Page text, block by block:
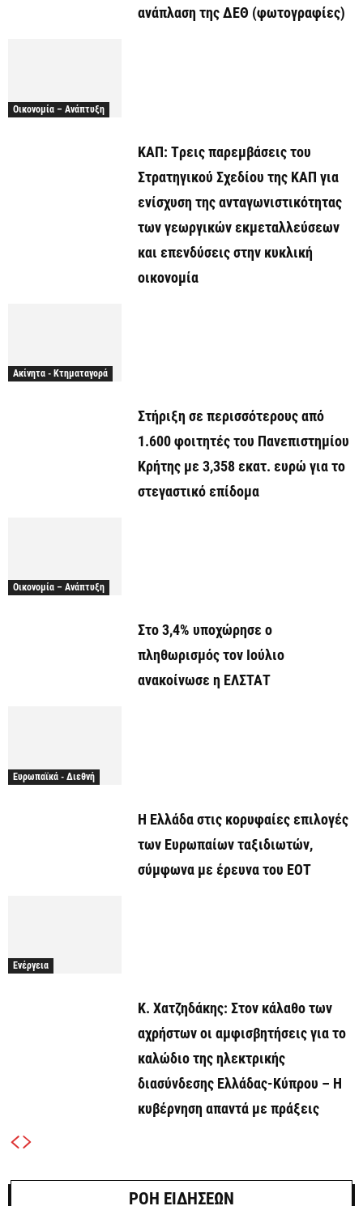
ανάπλαση της ΔΕΘ (φωτογραφίες)
Οικονομία – Ανάπτυξη
ΚΑΠ: Tρεις παρεμβάσεις του
Στρατηγικού Σχεδίου της ΚΑΠ για
ενίσχυση της ανταγωνιστικότητας
των γεωργικών εκμεταλλεύσεων
και επενδύσεις στην κυκλική
οικονομία
Ακίνητα - Κτηματαγορά
Στήριξη σε περισσότερους από
1.600 φοιτητές του Πανεπιστημίου
Κρήτης με 3,358 εκατ. ευρώ για το
στεγαστικό επίδομα
Οικονομία – Ανάπτυξη
Στο 3,4% υποχώρησε ο
πληθωρισμός τον Ιούλιο
ανακοίνωσε η ΕΛΣΤΑΤ
Ευρωπαϊκά - Διεθνή
Η Ελλάδα στις κορυφαίες επιλογές
των Ευρωπαίων ταξιδιωτών,
σύμφωνα με έρευνα του ΕΟΤ
Ενέργεια
Κ. Χατζηδάκης: Στον κάλαθο των
αχρήστων οι αμφισβητήσεις για το
καλώδιο της ηλεκτρικής
διασύνδεσης Ελλάδας-Κύπρου – Η
κυβέρνηση απαντά με πράξεις
ΡΟΗ ΕΙΔΗΣΕΩΝ